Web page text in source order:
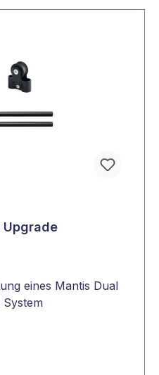
Upgrade
eines Mantis Dual